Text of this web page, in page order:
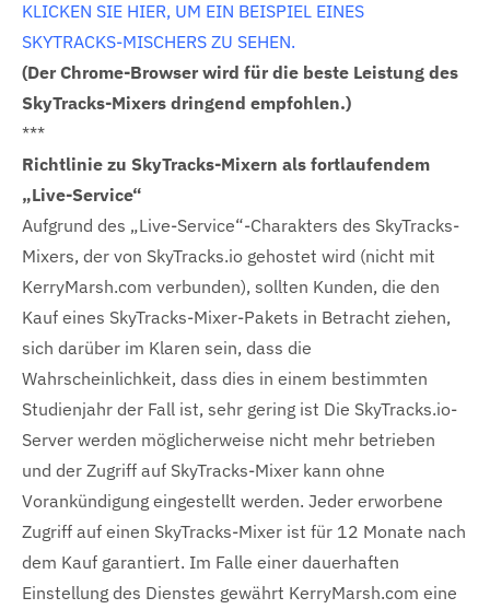
KLICKEN SIE HIER, UM EIN BEISPIEL EINES
SKYTRACKS-MISCHERS ZU SEHEN.
(Der Chrome-Browser wird für die beste Leistung des
SkyTracks-Mixers dringend empfohlen.)
***
Richtlinie zu SkyTracks-Mixern als fortlaufendem
„Live-Service“
Aufgrund des „Live-Service“-Charakters des SkyTracks-
Mixers, der von SkyTracks.io gehostet wird (nicht mit
KerryMarsh.com verbunden), sollten Kunden, die den
Kauf eines SkyTracks-Mixer-Pakets in Betracht ziehen,
sich darüber im Klaren sein, dass die
Wahrscheinlichkeit, dass dies in einem bestimmten
Studienjahr der Fall ist, sehr gering ist Die SkyTracks.io-
Server werden möglicherweise nicht mehr betrieben
und der Zugriff auf SkyTracks-Mixer kann ohne
Vorankündigung eingestellt werden. Jeder erworbene
Zugriff auf einen SkyTracks-Mixer ist für 12 Monate nach
dem Kauf garantiert. Im Falle einer dauerhaften
Einstellung des Dienstes gewährt KerryMarsh.com eine